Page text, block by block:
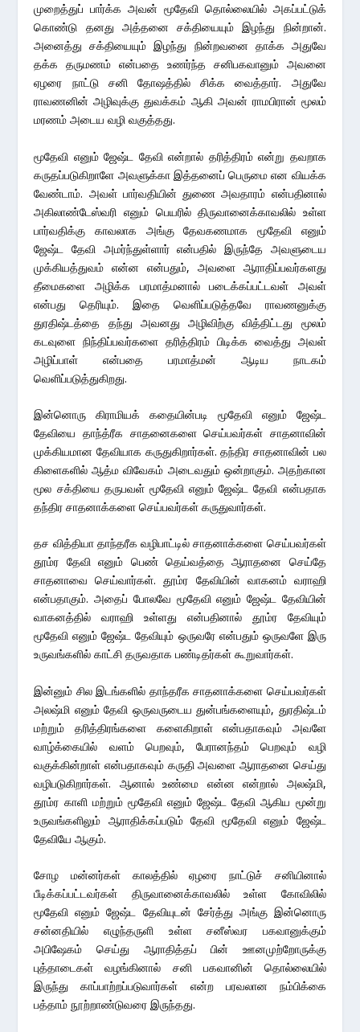
முறைத்துப் பார்க்க அவன் மூதேவி தொல்லையில் அகப்பட்டுக்
கொண்டு தனது அத்தனை சக்தியையும் இழந்து நின்றான்.
அனைத்து சக்தியையும் இழந்து நின்றவனை தாக்க அதுவே
தக்க தருமணம் என்பதை உணர்ந்த சனிபகவானும் அவனை
ஏழரை நாட்டு சனி தோஷத்தில் சிக்க வைத்தார். அதுவே
ராவணனின் அழிவுக்கு துவக்கம் ஆகி அவன் ராமபிரான் மூலம்
மரணம் அடைய வழி வகுத்தது.
மூதேவி எனும் ஜேஷ்ட தேவி என்றால் தரித்திரம் என்று தவறாக
கருதப்படுகிறாளே அவளுக்கா இத்தனைப் பெருமை என வியக்க
வேண்டாம். அவள் பார்வதியின் துணை அவதாரம் என்பதினால்
அகிலாண்டேஸ்வரி எனும் பெயரில் திருவானைக்காவலில் உள்ள
பார்வதிக்கு காவலாக அங்கு தேவகணமாக மூதேவி எனும்
ஜேஷ்ட தேவி அமர்ந்துள்ளார் என்பதில் இருந்தே அவளுடைய
முக்கியத்துவம் என்ன என்பதும், அவளை ஆராதிப்பவர்களது
தீமைகளை அழிக்க பரமாத்மனால் படைக்கப்பட்டவள் அவள்
என்பது தெரியும். இதை வெளிப்படுத்தவே ராவணனுக்கு
துரதிஷ்டத்தை தந்து அவனது அழிவிற்கு வித்திட்டது மூலம்
கடவுளை நிந்திப்பவர்களை தரித்திரம் பிடிக்க வைத்து அவள்
அழிப்பாள் என்பதை பரமாத்மன் ஆடிய நாடகம்
வெளிப்படுத்துகிறது.
இன்னொரு கிராமியக் கதையின்படி மூதேவி எனும் ஜேஷ்ட
தேவியை தாந்த்ரீக சாதனைகளை செய்பவர்கள் சாதனாவின்
முக்கியமான தேவியாக கருதுகிறார்கள். தந்திர சாதனாவின் பல
கிளைகளில் ஆத்ம விவேகம் அடைவதும் ஒன்றாகும். அதற்கான
மூல சக்தியை தருபவள் மூதேவி எனும் ஜேஷ்ட தேவி என்பதாக
தந்திர சாதனாக்களை செய்பவர்கள் கருதுவார்கள்.
தச வித்தியா தாந்தரீக வழிபாட்டில் சாதனாக்களை செய்பவர்கள்
தூம்ர தேவி எனும் பெண் தெய்வத்தை ஆராதனை செய்தே
சாதனாவை செய்வார்கள். தூம்ர தேவியின் வாகனம் வராஹி
என்பதாகும். அதைப் போலவே மூதேவி எனும் ஜேஷ்ட தேவியின்
வாகனத்தில் வராஹி உள்ளது என்பதினால் தூம்ர தேவியும்
மூதேவி எனும் ஜேஷ்ட தேவியும் ஒருவரே என்பதும் ஒருவளே இரு
உருவங்களில் காட்சி தருவதாக பண்டிதர்கள் கூறுவார்கள்.
இன்னும் சில இடங்களில் தாந்தரீக சாதனாக்களை செய்பவர்கள்
அலஷ்மி எனும் தேவி ஒருவருடைய துன்பங்களையும், துரதிஷ்டம்
மற்றும் தரித்திரங்களை களைகிறாள் என்பதாகவும் அவளே
வாழ்க்கையில் வளம் பெறவும், பேரானந்தம் பெறவும் வழி
வகுக்கின்றாள் என்பதாகவும் கருதி அவளை ஆராதனை செய்து
வழிபடுகிறார்கள். ஆனால் உண்மை என்ன என்றால் அலஷ்மி,
தூம்ர காளி மற்றும் மூதேவி எனும் ஜேஷ்ட தேவி ஆகிய மூன்று
உருவங்களிலும் ஆராதிக்கப்படும் தேவி மூதேவி எனும் ஜேஷ்ட
தேவியே ஆகும்.
சோழ மன்னர்கள் காலத்தில் ஏழரை நாட்டுச் சனியினால்
பீடிக்கப்பட்டவர்கள் திருவானைக்காவலில் உள்ள கோவிலில்
மூதேவி எனும் ஜேஷ்ட தேவியுடன் சேர்த்து அங்கு இன்னொரு
சன்னதியில் எழுந்தருளி உள்ள சனீஸ்வர பகவானுக்கும்
அபிஷேகம் செய்து ஆராதித்தப் பின் ஊனமுற்றோருக்கு
புத்தாடைகள் வழங்கினால் சனி பகவானின் தொல்லையில்
இருந்து காப்பாற்றப்படுவார்கள் என்ற பரவலான நம்பிக்கை
பத்தாம் நூற்றாண்டுவரை இருந்தது.